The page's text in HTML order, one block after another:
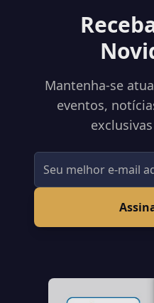
Mantenha-se
eventos,